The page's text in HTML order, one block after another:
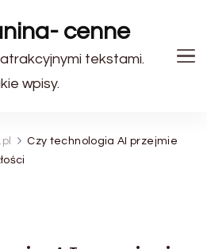
cenne
tekstami.
wpisy.
Czy technologia AI przejmie